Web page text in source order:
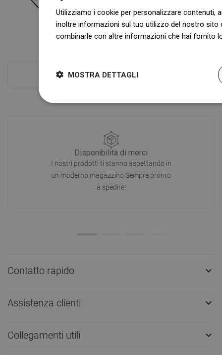
Controlla di più
Disponibilità di merci
I nostri prodotti ti stanno aspettando in
un moderno magazzino.Sempre pronto
a spedire!
Contatto rapido 
Assistenza clienti 
Collegamenti utili 
Utilizziamo i cookie per personalizzare contenuti,
inoltre informazioni sul tuo utilizzo del nostro sito
combinarle con altre informazioni che hai fornito
MOSTRA DETTAGLI